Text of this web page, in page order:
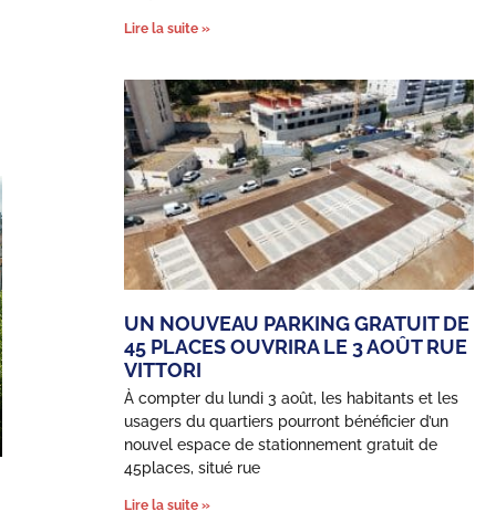
Lire la suite »
UN NOUVEAU PARKING GRATUIT DE
45 PLACES OUVRIRA LE 3 AOÛT RUE
VITTORI
À compter du lundi 3 août, les habitants et les
usagers du quartiers pourront bénéficier d’un
nouvel espace de stationnement gratuit de
45places, situé rue
Lire la suite »